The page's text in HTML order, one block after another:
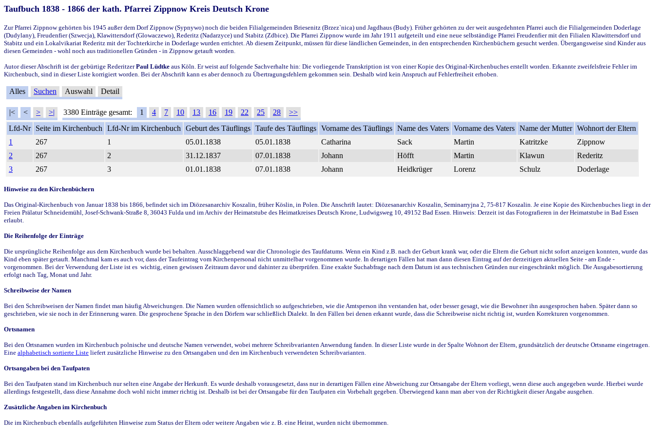
Taufbuch 1838 - 1866 der kath. Pfarrei Zippnow Kreis Deutsch Krone
Zur Pfarrei Zippnow gehörten bis 1945 außer dem Dorf Zippnow (Sypnywo) noch die beiden Filialgemeinden Briesenitz (Brzez`nica) und Jagdhaus (Budy). Früher gehörten zu der weit ausgedehnten Pfarrei auch die Filialgemeinden Doderlage
(Dudylany), Freudenfier (Szwecja), Klawittersdorf (Glowaczewo), Rederitz (Nadarzyce) und Stabitz (Zdbice). Die Pfarrei Zippnow wurde im Jahr 1911 aufgeteilt und eine neue selbständige Pfarrei Freudenfier mit den Filialen Klawittersdorf und
Stabitz und ein Lokalvikariat Rederitz mit der Tochterkirche in Doderlage wurden errichtet. Ab diesem Zeitpunkt, müssen für diese ländlichen Gemeinden, in den entsprechenden Kirchenbüchern gesucht werden. Übergangsweise sind Kinder aus
diesen Gemeinden - wohl noch aus traditionellen Gründen - in Zippnow getauft worden.
Autor dieser Abschrift ist der gebürtige RederitzerPaul Lüdtke aus Köln. Er weist auf folgende Sachverhalte hin: Die vorliegende Transkription ist von einer Kopie des Original-Kirchenbuches erstellt worden. Erkannte zweifelsfreie Fehler im
Kirchenbuch, sind in dieser Liste korrigiert worden. Bei der Abschrift kann es aber dennoch zu Übertragungsfehlern gekommen sein. Deshalb wird kein Anspruch auf Fehlerfreiheit erhoben.
Alles Suchen Auswahl Detail
|< < > >| 3380 Einträge gesamt: 1 4 7 10 13 16 19 22 25 28
>>
Lfd-Nr
Seite im Kirchenbuch Lfd-Nr im Kirchenbuch Geburt des Täuflings Taufe des Täuflings Vorname des Täuflings Name des Vaters Vorname des Vaters Name der Mutter Wohnort der Eltern
1
267 1 05.01.1838 05.01.1838 Catharina Sack Martin Katritzke
Zippnow
2
267 2 31.12.1837 07.01.1838 Johann Höfft Martin Klawun
Rederitz
3
267 3 01.01.1838 07.01.1838 Johann Heidkrüger Lorenz Schulz Doderlage
Hinweise zu den Kirchenbüchern
Das Original-Kirchenbuch von Januar 1838 bis 1866, befindet sich im Diözesanarchiv Koszalin, früher Köslin, in Polen. Die Anschrift lautet: Diözesanarchiv Koszalin, Seminarryjna 2, 75-817 Koszalin. Je eine Kopie des Kirchenbuches liegt in der
Freien Prälatur Schneidemühl, Josef-Schwank-Straße 8, 36043 Fulda und im Archiv der Heimatstube des Heimatkreises Deutsch Krone, Ludwigsweg 10, 49152 Bad Essen. Hinweis: Derzeit ist das Fotografieren in der Heimatstube in Bad Essen
erlaubt.
Die Reihenfolge der Einträge
Die ursprüngliche Reihenfolge aus dem Kirchenbuch wurde bei behalten. Ausschlaggebend war die Chronologie des Taufdatums. Wenn ein Kind z.B. nach der Geburt krank war, oder die Eltern die Geburt nicht sofort anzeigen konnten, wurde das
Kind eben später getauft. Manchmal kam es auch vor, dass der Taufeintrag vom Kirchenpersonal nicht unmittelbar vorgenommen wurde. In derartigen Fällen hat man dann diesen Eintrag auf der derzeitigen aktuellen Seite - am Ende -
vorgenommen. Bei der Verwendung der Liste ist es wichtig, einen gewissen Zeitraum davor und dahinter zu überprüfen. Eine exakte Suchabfrage nach dem Datum ist aus technischen Gründen nur eingeschränkt möglich. Die Ausgabesortierung
erfolgt nach Tag, Monat und Jahr.
Schreibweise der Namen
Bei den Schreibweisen der Namen findet man häufig Abweichungen. Die Namen wurden offensichtlich so aufgeschrieben, wie die Amtsperson ihn verstanden hat, oder besser gesagt, wie die Bewohner ihn ausgesprochen haben. Später dann so
geschrieben, wie sie noch in der Erinnerung waren. Die gesprochene Sprache in den Dörfern war schließlich Dialekt. In den Fällen bei denen erkannt wurde, dass die Schreibweise nicht richtig ist, wurden Korrekturen vorgenommen.
Ortsnamen
Bei den Ortsnamen wurden im Kirchenbuch polnische und deutsche Namen verwendet, wobei mehrere Schreibvarianten Anwendung fanden. In dieser Liste wurde in der Spalte Wohnort der Eltern, grundsätzlich der deutsche Ortsname eingetragen.
Eine alphabetisch sortierte Liste liefert zusätzliche Hinweise zu den Ortsangaben und den im Kirchenbuch verwendeten Schreibvarianten.
Ortsangaben bei den Taufpaten
Bei den Taufpaten stand im Kirchenbuch nur selten eine Angabe der Herkunft. Es wurde deshalb vorausgesetzt, dass nur in derartigen Fällen eine Abweichung zur Ortsangabe der Eltern vorliegt, wenn diese auch angegeben wurde. Hierbei wurde
allerdings festgestellt, dass diese Annahme doch wohl nicht immer richtig ist. Deshalb ist bei der Ortsangabe für den Taufpaten ein Vorbehalt gegeben. Überwiegend kann man aber von der Richtigkeit dieser Angabe ausgehen.
Zusätzliche Angaben im Kirchenbuch
Die im Kirchenbuch ebenfalls aufgeführten Hinweise zum Status der Eltern oder weitere Angaben wie z. B. eine Heirat, wurden nicht übernommen.